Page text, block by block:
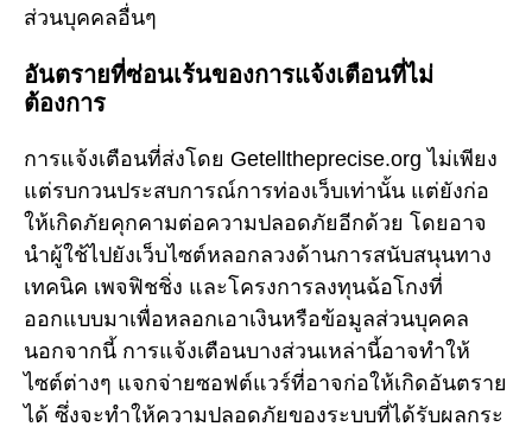
ส่วนบุคคลอื่นๆ
อันตรายที่ซ่อนเร้นของการแจ้งเตือนที่ไม่
ต้องการ
การแจ้งเตือนที่ส่งโดย Getelltheprecise.org ไม่เพียง
แต่รบกวนประสบการณ์การท่องเว็บเท่านั้น แต่ยังก่อ
ให้เกิดภัยคุกคามต่อความปลอดภัยอีกด้วย โดยอาจ
นำผู้ใช้ไปยังเว็บไซต์หลอกลวงด้านการสนับสนุนทาง
เทคนิค เพจฟิชชิ่ง และโครงการลงทุนฉ้อโกงที่
ออกแบบมาเพื่อหลอกเอาเงินหรือข้อมูลส่วนบุคคล
นอกจากนี้ การแจ้งเตือนบางส่วนเหล่านี้อาจทำให้
ไซต์ต่างๆ แจกจ่ายซอฟต์แวร์ที่อาจก่อให้เกิดอันตราย
ได้ ซึ่งจะทำให้ความปลอดภัยของระบบที่ได้รับผลกระ